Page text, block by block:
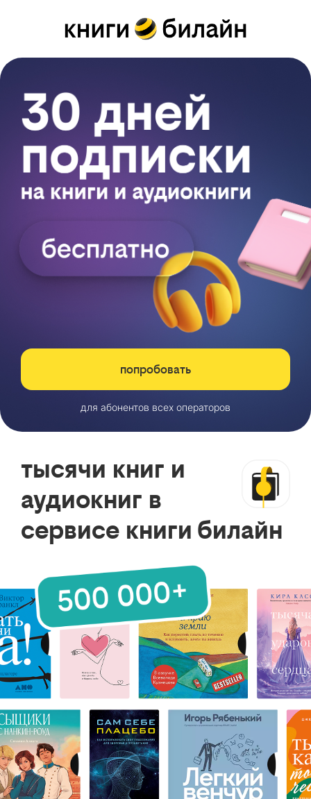
попробовать
для абонентов всех операторов
тысячи книг и
аудиокниг в
сервисе книги билайн